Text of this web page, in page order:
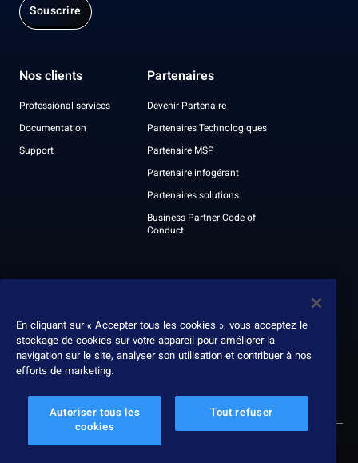
Souscrire
Nos clients
Professional services
Documentation
Support
Partenaires
Devenir Partenaire
Partenaires Technologiques
Partenaire MSP
Partenaire infogérant
Partenaires solutions
Business Partner Code of
Conduct
Leadership
Récompenses
Rapport ESG
© 2026 NexthinkPolitique de confidentialité
En cliquant sur « Accepter tous les cookies », vous acceptez le
stockage de cookies sur votre appareil pour améliorer la
navigation sur le site, analyser son utilisation et contribuer à nos
efforts de marketing.
Autoriser tous les
cookies
Tout refuser